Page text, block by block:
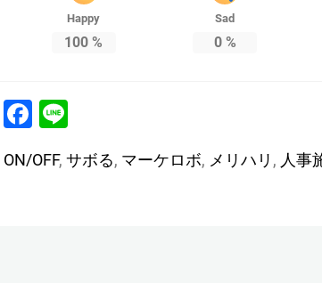
Happy
100 %
Sad
0%
TwitterFacebook
ON/OFF, サボる, マーケロボ, メリハリ , 人事